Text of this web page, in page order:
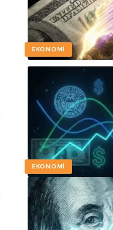
EKONOMI
EKONOMI